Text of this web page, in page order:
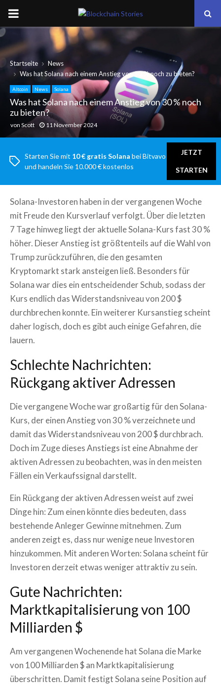
PRIMARY
MENU
Startseite
News
Was hat Solana nach einem Anstieg von 30 % noch zu bieten?
Altcoin News Solana
Was hat Solana nach einem Anstieg von 30 % noch
zu bieten?
von Scott 11 November 2024
Starten Sie mit 10 € gratis Solana bei Bitvavo
und handeln Sie 10.000 € kostenlos
JETZT
STARTEN
Solana-Investoren haben in der vergangenen Woche
mit Freude den Kursverlauf verfolgt. Über die letzten
7 Tage hinweg liegt der aktuelle Solana-Kurs fast 30 %
höher. Dieser Anstieg ist größtenteils auf die Wahl von
Trump zurückzuführen, die den gesamten
Kryptomarkt stark ansteigen ließ. Besonders für
Solana war dies ein entscheidender Schub, sodass der
Kurs endlich das Widerstandsniveau von 200 $
durchbrechen konnte. Ein weiterer Kursanstieg scheint
daher logisch, doch es gibt auch einige Gefahren, die
lauern.
Schlechte Nachrichten:
Rückgang aktiver Adressen
Die vergangene Woche war großartig für den Solana-
Kurs, der einen Anstieg von 30 % verzeichnete und
damit das Widerstandsniveau von 200 $ durchbrach.
Doch im Zuge dieses Anstiegs ist eine Abnahme der
aktiven Adressen zu beobachten, was in den meisten
Fällen ein Verkaufssignal darstellt.
Ein Rückgang der aktiven Adressen weist auf zwei
Dinge hin: Zum einen könnte dies bedeuten, dass
bestehende Anleger Gewinne mitnehmen. Zum
anderen zeigt es, dass nur wenige neue Investoren
hinzukommen. Mit anderen Worten: Solana scheint für
Investoren derzeit etwas weniger attraktiv zu sein.
Gute Nachrichten:
Marktkapitalisierung von 100
Milliarden $
Am vergangenen Wochenende hat Solana die Marke
von 100 Milliarden $ an Marktkapitalisierung
überschritten. Damit festigt Solana seine Position auf